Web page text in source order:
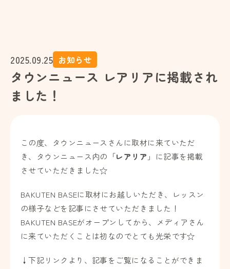
2025.09.25 お知らせ
タウンニュース レアリアに掲載され
ました！
この度、タウンニュースさんに取材に来ていただ
き、タウンニュース内の「レアリア 」に記事を掲載
させていただきました☆
BAKUTEN BASEに取材にお越しいただき、レッスン
の様子などを記事にさせていただきました！
BAKUTEN BASEがオープンしてから、メディアさん
に来ていただくことは初なのでとても光栄です☆
↓下記リンクより、記事をご覧になることができま